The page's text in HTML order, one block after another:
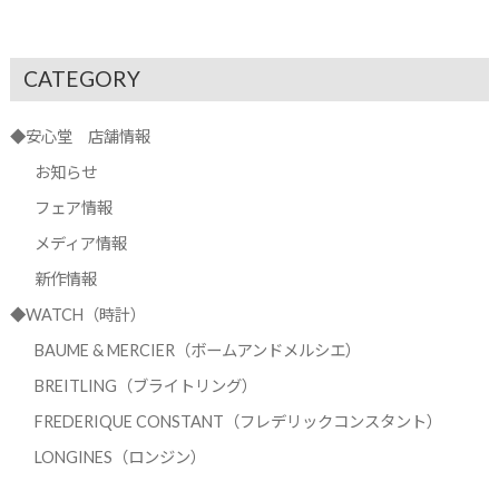
CATEGORY
◆安心堂 店舗情報
お知らせ
フェア情報
メディア情報
新作情報
◆WATCH（時計）
BAUME & MERCIER（ボームアンドメルシエ）
BREITLING（ブライトリング）
FREDERIQUE CONSTANT（フレデリックコンスタント）
LONGINES（ロンジン）